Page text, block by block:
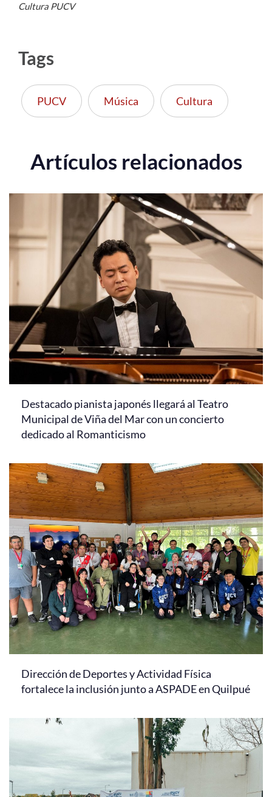
Cultura PUCV
Tags
PUCV Música Cultura
Artículos relacionados
Destacado pianista japonés llegará al Teatro
Municipal de Viña del Mar con un concierto
dedicado al Romanticismo
Dirección de Deportes y Actividad Física
fortalece la inclusión junto a ASPADE en Quilpué